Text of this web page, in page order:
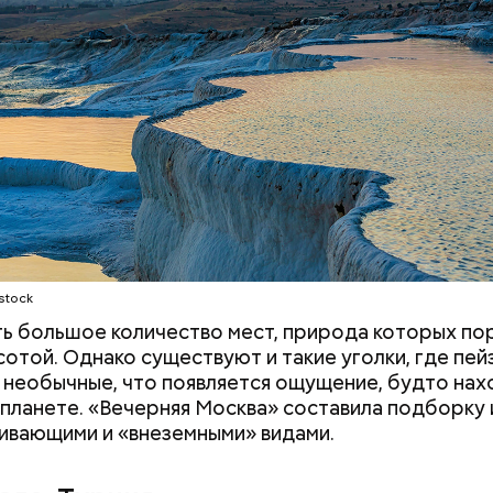
большое количество мест, природа которых
Однако существуют и такие уголки, где
необычные, что появляется ощущение, будто
«Вечерняя Москва» составила подборку
и «внеземными» видами.
окупил себя, и Zara со временем стала
и США, а потом и во всем мире. Кроме того,
Pull&Bear, Massimo Dutti, Bershka, Stradivarius и
бренды. Бизнесмен сейчас на пенсии, но при
контролировать акции своей компании. Его
примерно в 148 миллиардов долларов.